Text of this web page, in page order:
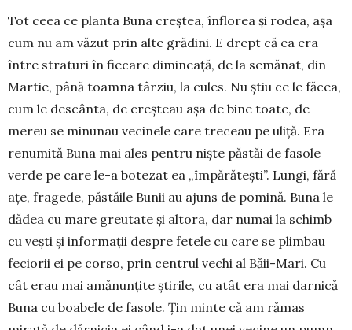
Tot ceea ce planta Buna creștea, înflorea și rodea, așa
cum nu am văzut prin alte grădini. E drept că ea era
între straturi în fiecare dimineață, de la semănat, din
Martie, până toamna târziu, la cules. Nu știu ce le făcea,
cum le descânta, de creșteau așa de bine toate, de
mereu se minunau vecinele care treceau pe uliță. Era
renumită Buna mai ales pentru niște păstăi de fasole
verde pe care le-a botezat ea „împărătești”. Lungi, fără
ațe, fragede, păstăile Bunii au ajuns de pomină. Buna le
dădea cu mare greutate și altora, dar numai la schimb
cu vești și informații despre fetele cu care se plimbau
feciorii ei pe corso, prin centrul vechi al Băii-Mari. Cu
cât erau mai amănunțite știrile, cu atât era mai darnică
Buna cu boabele de fasole. Țin minte că am rămas